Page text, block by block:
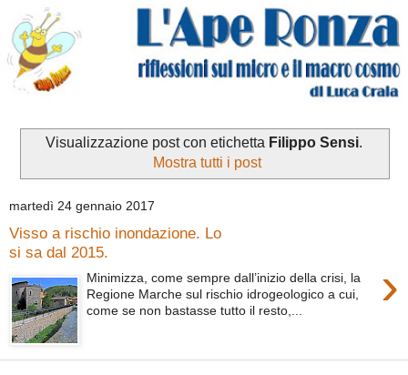
Visualizzazione post con etichetta Filippo Sensi.
Mostra tutti i post
martedì 24 gennaio 2017
Visso a rischio inondazione. Lo
si sa dal 2015.
›
Minimizza, come sempre dall’inizio della crisi, la
Regione Marche sul rischio idrogeologico a cui,
come se non bastasse tutto il resto,...